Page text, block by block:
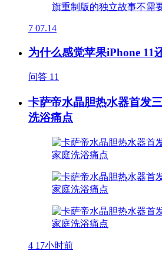
7 07.14
为什么感觉苹果iPhone 11
问答 11
卡萨帝水晶胆热水器首发
洗浴痛点
4 17小时前